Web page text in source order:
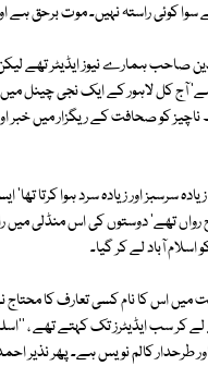
کوئی راستہ نہیں۔ موت برحق ہے
صاحب ہمارے نیوز ایڈیٹر تھے
ہے' آج کل لاہور کے ایک نجی چینل
کو صحافت کے ریگزار میں خبر
سرسبز اور زیادہ سرد ہوا کرتا
تھے' دوستوں کی اس منڈلی میں
آباد لے کر گیا۔
اس کا نام کسی تعارف کا محتاج
سے لے کر سب ایڈیٹرز تک کہتے تھے ،
طرحدار کالم نویس ہے۔ پھر نذیر